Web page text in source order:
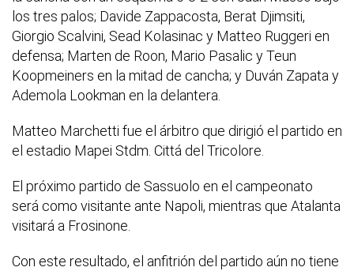
los tres palos; Davide Zappacosta, Berat Djimsiti,
Giorgio Scalvini, Sead Kolasinac y Matteo Ruggeri en
defensa; Marten de Roon, Mario Pasalic y Teun
Koopmeiners en la mitad de cancha; y Duván Zapata y
Ademola Lookman en la delantera.
Matteo Marchetti fue el árbitro que dirigió el partido en
el estadio Mapei Stdm. Cittá del Tricolore.
El próximo partido de Sassuolo en el campeonato
será como visitante ante Napoli, mientras que Atalanta
visitará a Frosinone.
Con este resultado, el anfitrión del partido aún no tiene